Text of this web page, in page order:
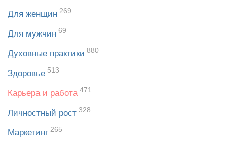
Для женщин 269
Для мужчин 69
Духовные практики 880
Здоровье 513
Карьера и работа 471
Личностный рост 328
Маркетинг 265